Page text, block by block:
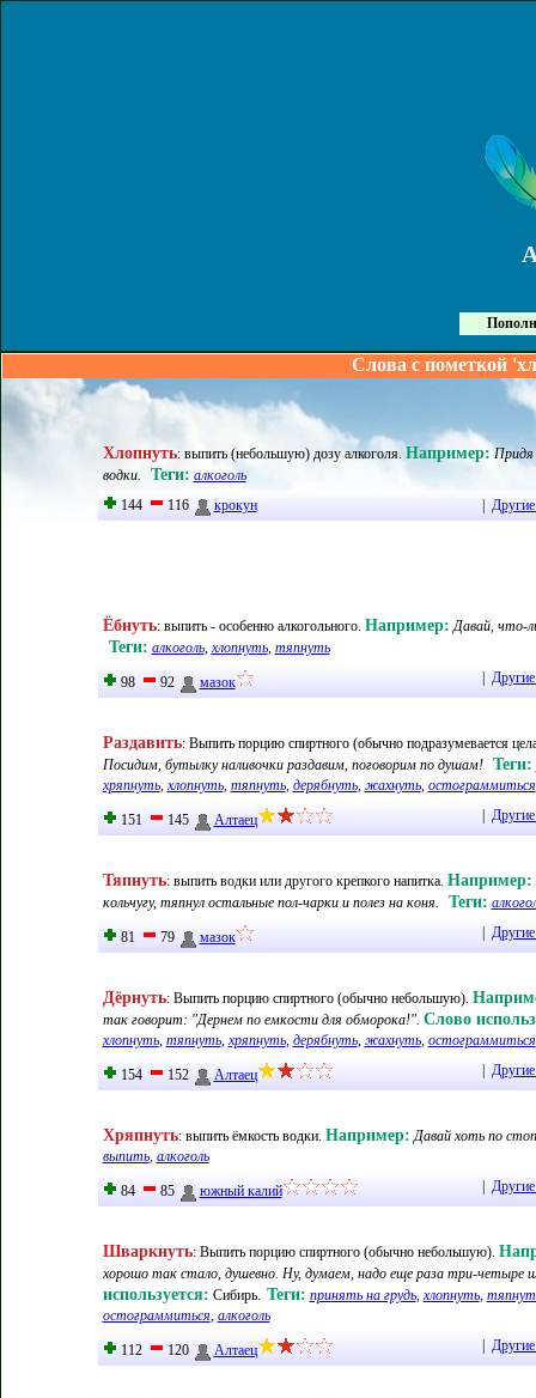
Слова с пометкой
Хлопнуть: выпить (небольшую) дозу алкоголя. Например: Придя
водки.
Теги: алкоголь
144
116 крокун
Ёбнуть: выпить - особенно алкогольного. Например: Давай, что-
Теги: алкоголь, хлопнуть, тяпнуть
98 92 мазок
Раздавить: Выпить порцию спиртного (обычно подразумевается
Посидим, бутылку наливочки раздавим, поговорим по душам!
Теги:
хряпнуть, хлопнуть, тяпнуть, дерябнуть, жахнуть, остограммиться
151 145 Алтаец
Тяпнуть: выпить водки или другого крепкого напитка. Например:
кольчугу, тяпнул остальные пол-чарки и полез на коня.
Теги:
81 79 мазок
Дёрнуть: Выпить порцию спиртного (обычно небольшую).
так говорит: "Дернем по емкости для обморока!". Слово
хлопнуть, тяпнуть, хряпнуть, дерябнуть, жахнуть, остограммиться
154 152 Алтаец
Хряпнуть: выпить ёмкость водки. Например: Давай хоть по
выпить, алкоголь
84 85 южный калий
Шваркнуть: Выпить порцию спиртного (обычно небольшую).
хорошо так стало, душевно. Ну, думаем, надо еще раза три-четыре
используется: Сибирь. Теги: принять на грудь, хлопнуть,
остограммиться, алкоголь
112 120 Алтаец